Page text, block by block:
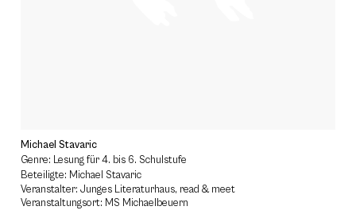
Michael Stavaric
Genre: Lesung für 4. bis 6. Schulstufe
Beteiligte: Michael Stavaric
Veranstalter: Junges Literaturhaus, read & meet
Veranstaltungsort: MS Michaelbeuern